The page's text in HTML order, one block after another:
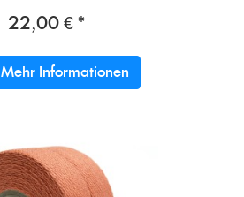
22,00 € *
Mehr Informationen